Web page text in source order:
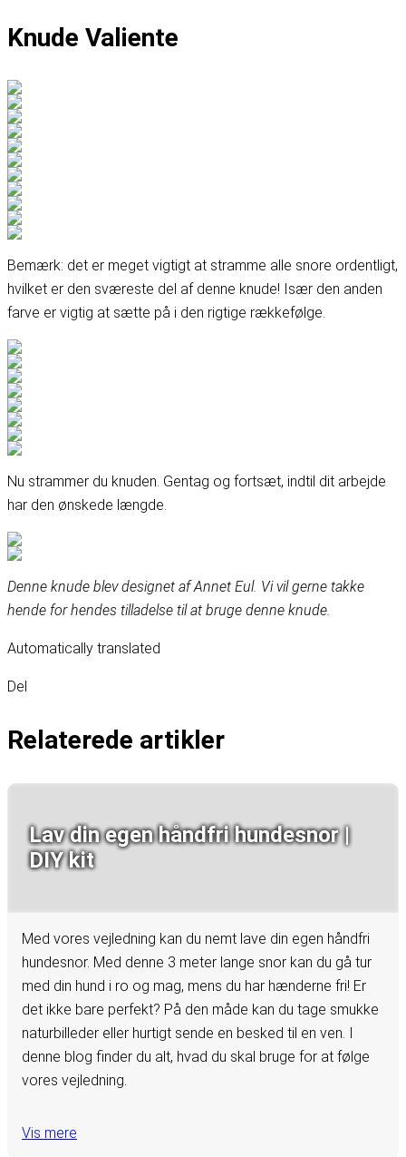
Knude Valiente
Bemærk: det er meget vigtigt at stramme alle snore ordentligt,
hvilket er den sværeste del af denne knude! Især den anden
farve er vigtig at sætte på i den rigtige rækkefølge.
Nu strammer du knuden. Gentag og fortsæt, indtil dit arbejde
har den ønskede længde.
Denne knude blev designet af Annet Eul. Vi vil gerne takke
hende for hendes tilladelse til at bruge denne knude.
Automatically translated
Del
Relaterede artikler
Lav din egen håndfri hundesnor |
DIY kit
Med vores vejledning kan du nemt lave din egen håndfri
hundesnor. Med denne 3 meter lange snor kan du gå tur
med din hund i ro og mag, mens du har hænderne fri! Er
det ikke bare perfekt? På den måde kan du tage smukke
naturbilleder eller hurtigt sende en besked til en ven. I
denne blog finder du alt, hvad du skal bruge for at følge
vores vejledning.
Vis mere